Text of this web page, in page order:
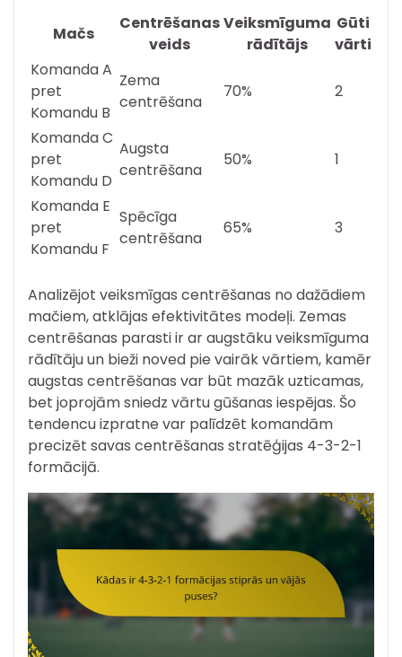
Mačs
Centrēšanas
veids
Veiksmīguma
rādītājs
Gūti
vārti
Komanda A
pret
Komandu B
Zema
centrēšana
70% 2
Komanda C
pret
Komandu D
Augsta
centrēšana
50% 1
Komanda E
pret
Komandu F
Spēcīga
centrēšana
65% 3
Analizējot veiksmīgas centrēšanas no dažādiem
mačiem, atklājas efektivitātes modeļi. Zemas
centrēšanas parasti ir ar augstāku veiksmīguma
rādītāju un bieži noved pie vairāk vārtiem, kamēr
augstas centrēšanas var būt mazāk uzticamas,
bet joprojām sniedz vārtu gūšanas iespējas. Šo
tendencu izpratne var palīdzēt komandām
precizēt savas centrēšanas stratēģijas 4-3-2-1
formācijā.